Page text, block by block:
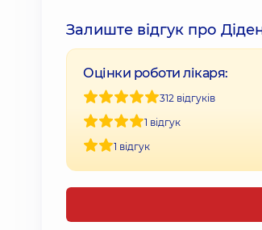
Залиште відгук про
Оцінки роботи лікаря:
312 відгуків
1 відгук
1 відгук